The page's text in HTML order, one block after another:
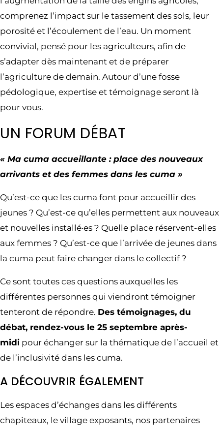
comprenez l’impact sur le tassement des sols, leur
porosité et l’écoulement de l’eau. Un moment
convivial, pensé pour les agriculteurs, afin de
s’adapter dès maintenant et de préparer
l’agriculture de demain. Autour d’une fosse
pédologique, expertise et témoignage seront là
pour vous.
UN FORUM DÉBAT
« Ma cuma accueillante : place des nouveaux
arrivants et des femmes dans les cuma »
Qu’est-ce que les cuma font pour accueillir des
jeunes ? Qu’est-ce qu’elles permettent aux nouveaux
et nouvelles installé·es ? Quelle place réservent-elles
aux femmes ? Qu’est-ce que l’arrivée de jeunes dans
la cuma peut faire changer dans le collectif ?
Ce sont toutes ces questions auxquelles les
différentes personnes qui viendront témoigner
tenteront de répondre. Des témoignages, du
débat, rendez-vous le 25 septembre après-
midi pour échanger sur la thématique de l’accueil et
de l’inclusivité dans les cuma.
A DÉCOUVRIR ÉGALEMENT
Les espaces d’échanges dans les différents
chapiteaux, le village exposants, nos partenaires